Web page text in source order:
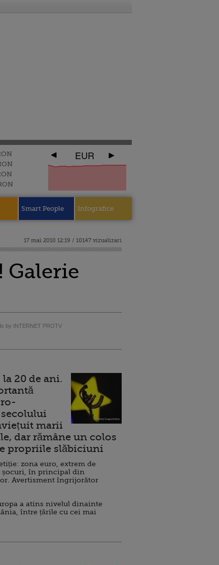
EUR
Smart People Infografice
17 mai 2010 12:19 / 10147 vizualizari
Galerie
by INTERNET PROTV
20 de ani.
marii
dar rămâne un colos
propriile slăbiciuni
zona euro, extrem de
șocuri, în principal din
Avertisment îngrijorător
a atins nivelul dinainte
între țările cu cei mai